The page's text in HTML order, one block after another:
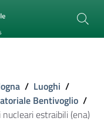
/ Luoghi /
Bentivoglio /
estraibili (ena)